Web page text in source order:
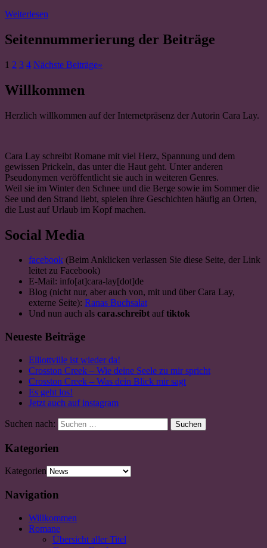
Weiterlesen
Seitennummerierung der Beiträge
1 2 3 4 Nächste Beiträge»
Willkommen
Herzlich willkommen auf der Internetpräsenz der Autorin Cara Lay.
Cara Lay schreibt Romane mit viel Herz, Spannung und dem
gewissen Prickeln, das unter die Haut geht. Unter anderen
Pseudonymen veröffentlicht sie auch in weiteren Genres.
Weil sie im Winter den Schnee und die Berge sowie im Sommer die
See und den Strand liebt, spielen ihre Geschichten häufig an Orten,
die Lust auf Urlaub im Kopf machen.
Social Media
facebook (Beim Anklicken verlassen Sie diese Seite, der Link
leitet zu Facebook)
E-Mail: info[at]cara-lay[dot]de
Blog (nicht nur, aber auch von, mit und über Cara Lay,
externe Seite): Ranas Buchsalat
Und nun auch als cara.schreibt auf tiktok
Neueste Beiträge
Elliottville ist wieder da!
Crosston Creek – Wie deine Seele zu mir spricht
Crosston Creek – Was dein Blick mir sagt
Es geht los!
Jetzt auch auf instagram
Suchen nach: Suchen
Kategorien
Kategorien
Navigation
Willkommen
Romane
Übersicht aller Titel